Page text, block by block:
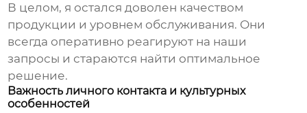
В целом, я остался доволен качеством
продукции и уровнем обслуживания. Они
всегда оперативно реагируют на наши
запросы и стараются найти оптимальное
решение.
Важность личного контакта и культурных
особенностей